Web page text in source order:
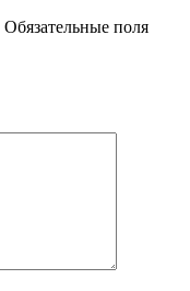
Обязательные поля